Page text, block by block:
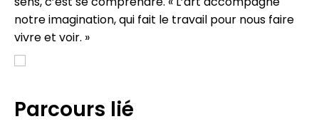
notre imagination, qui fait le travail pour nous faire
vivre et voir. »
Parcours lié